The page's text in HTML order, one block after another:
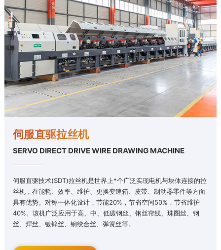
伺服直驱拉丝机
SERVO DIRECT DRIVE WIRE DRAWING MACHINE
伺服直驱技术(SDT)拉丝机是世界上*个广泛实现电机与块体连接的拉
丝机，在能耗、效率、维护、更换变速箱、皮带、制动器零件等方面
具有优势。对称一体化设计，节能20%，节省空间50%，节省维护
40%。该机广泛应用于高、中、低碳钢丝、钢丝帘线、珠圈丝、钢
丝、焊丝、镀锌丝、钢绞合丝、弹簧丝等。